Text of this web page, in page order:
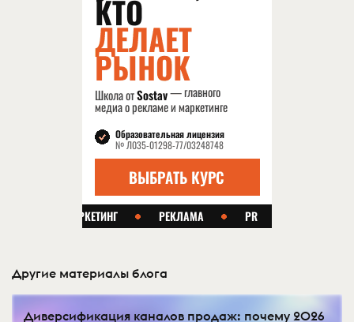
Другие материалы блога
Диверсификация каналов продаж: почему 2026